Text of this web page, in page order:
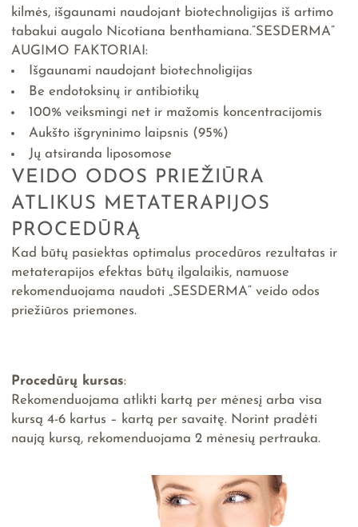
kilmės, išgaunami naudojant biotechnoligijas iš artimo
tabakui augalo Nicotiana benthamiana.”SESDERMA”
AUGIMO FAKTORIAI:
Išgaunami naudojant biotechnoligijas
Be endotoksinų ir antibiotikų
100% veiksmingi net ir mažomis koncentracijomis
Aukšto išgryninimo laipsnis (95%)
Jų atsiranda liposomose
VEIDO ODOS PRIEŽIŪRA
ATLIKUS METATERAPIJOS
PROCEDŪRĄ
Kad būtų pasiektas optimalus procedūros rezultatas ir
metaterapijos efektas būtų ilgalaikis, namuose
rekomenduojama naudoti „SESDERMA“ veido odos
priežiūros priemones.
Procedūrų kursas:
Rekomenduojama atlikti kartą per mėnesį arba visa
kursą 4-6 kartus – kartą per savaitę. Norint pradėti
naują kursą, rekomenduojama 2 mėnesių pertrauka.